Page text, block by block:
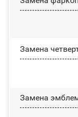
Замена
Замена